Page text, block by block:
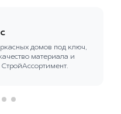
домов под ключ,
материала и